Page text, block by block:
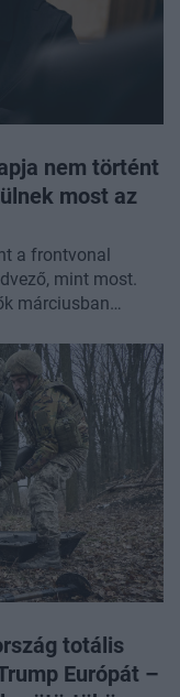
nem történt
most az
a frontvonal
mint most.
márciusban
totális
Európát –